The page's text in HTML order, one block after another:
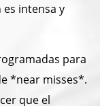
intensa y
para
*near misses*.
que el